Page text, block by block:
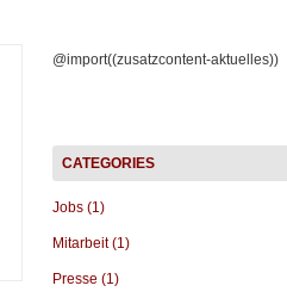
@import((zusatzcontent-aktuelles))
Jobs (1)
Mitarbeit (1)
Presse (1)